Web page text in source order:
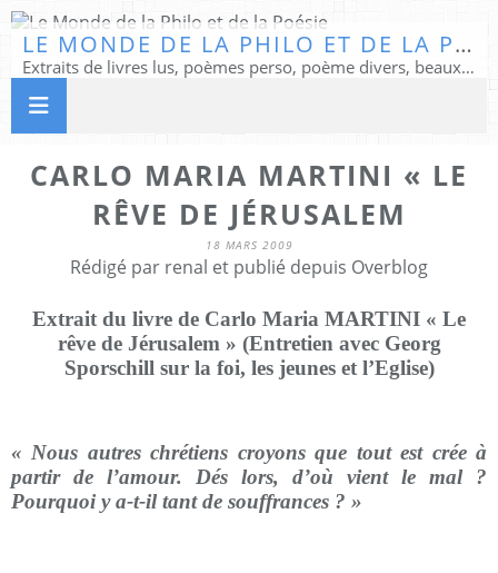
LE MONDE DE LA PHILO ET DE LA POÉSIE
Extraits de livres lus, poèmes perso, poème divers, beaux textes...
CARLO MARIA MARTINI « LE
RÊVE DE JÉRUSALEM
18 MARS 2009
Rédigé par renal et publié depuis Overblog
Extrait du livre de Carlo Maria MARTINI « Le
rêve de Jérusalem » (Entretien avec Georg
Sporschill sur la foi, les jeunes et l’Eglise)
« Nous autres chrétiens croyons que tout est crée à
partir de l’amour. Dés lors, d’où vient le mal ?
Pourquoi y a-t-il tant de souffrances ? »